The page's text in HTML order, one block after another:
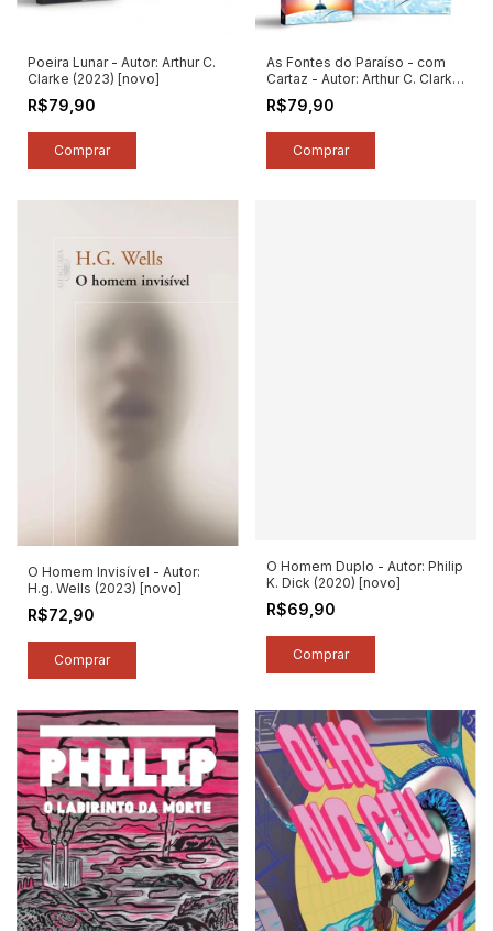
Poeira Lunar - Autor: Arthur C.
Clarke (2023) [novo]
R$79,90
As Fontes do Paraíso - com
Cartaz - Autor: Arthur C. Clarke
(2023) [novo]
R$79,90
O Homem Invisível - Autor:
H.g. Wells (2023) [novo]
R$72,90
O Homem Duplo - Autor: Philip
K. Dick (2020) [novo]
R$69,90